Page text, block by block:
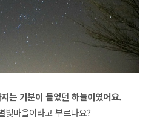
는 기분이 들었던 하늘이였어요.
빛마을이라고 부르나요?